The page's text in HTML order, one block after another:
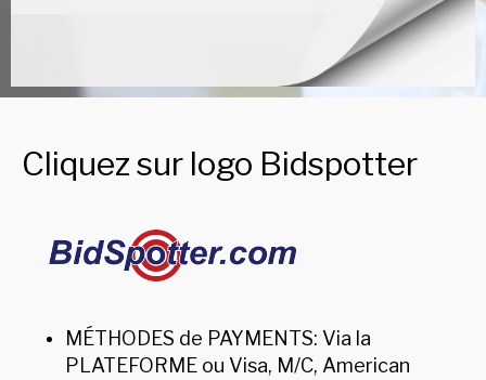
Cliquez sur logo Bidspotter
MÉTHODES de PAYMENTS: Via la
PLATEFORME ou Visa, M/C, American